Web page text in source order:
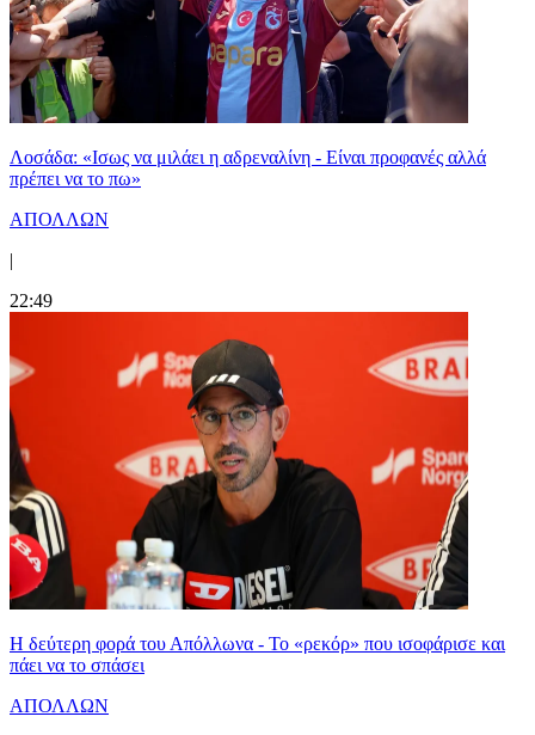
Λοσάδα: «Ισως να μιλάει η αδρεναλίνη - Είναι προφανές αλλά
πρέπει να το πω»
ΑΠΟΛΛΩΝ
|
22:49
Η δεύτερη φορά του Απόλλωνα - Το «ρεκόρ» που ισοφάρισε και
πάει να το σπάσει
ΑΠΟΛΛΩΝ